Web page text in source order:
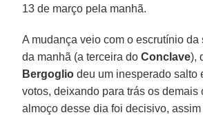
13 de março pela manhã.
A mudança veio com o escrutínio
da manhã (a terceira doConclave),
Bergoglio deu um inesperado salto
votos, deixando para trás os demais
almoço desse dia foi decisivo,